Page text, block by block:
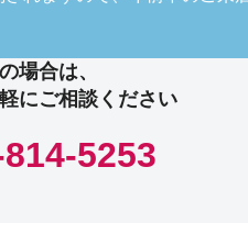
場合は、
にご相談ください
5253